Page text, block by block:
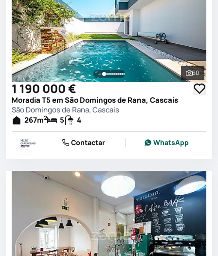
Ver
50
1 190 000 €
Moradia T5 em São Domingos de Rana, Cascais
São Domingos de Rana, Cascais
267m2 5 4
Contactar WhatsApp